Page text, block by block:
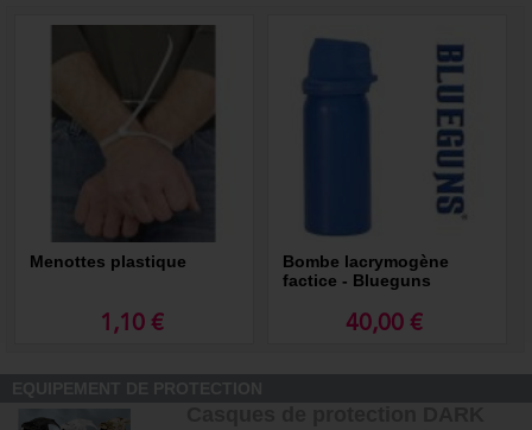
Menottes plastique
1,10 €
Bombe lacrymogène
factice - Blueguns
40,00 €